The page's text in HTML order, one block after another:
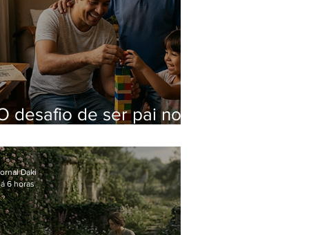
desafio de ser pai no
Daki
6 horas